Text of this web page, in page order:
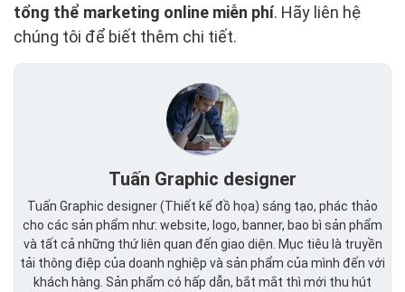
tổng thể marketing online miễn phí. Hãy liên hệ
chúng tôi để biết thêm chi tiết.
Tuấn Graphic designer
Tuấn Graphic designer (Thiết kế đồ họa) sáng tạo, phác thảo
cho các sản phẩm như: website, logo, banner, bao bì sản phẩm
và tất cả những thứ liên quan đến giao diện. Mục tiêu là truyền
tải thông điệp của doanh nghiệp và sản phẩm của mình đến với
khách hàng. Sản phẩm có hấp dẫn, bắt mắt thì mới thu hút